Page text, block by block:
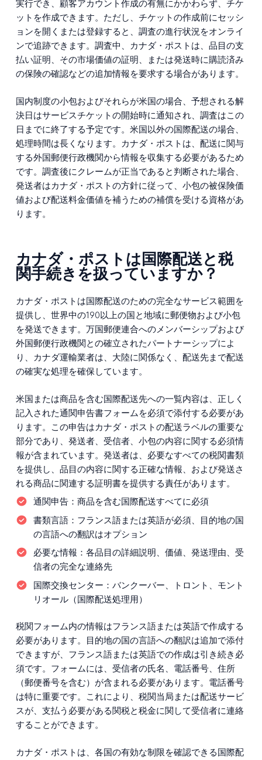
実行でき、顧客アカウント作成の有無にかかわらず、チケ
ットを作成できます。ただし、チケットの作成前にセッシ
ョンを開くまたは登録すると、調査の進行状況をオンライ
ンで追跡できます。調査中、カナダ・ポストは、品目の支
払い証明、その市場価値の証明、または発送時に購読済み
の保険の確認などの追加情報を要求する場合があります。
国内制度の小包およびそれらが米国の場合、予想される解
決日はサービスチケットの開始時に通知され、調査はこの
日までに終了する予定です。米国以外の国際配送の場合、
処理時間は長くなります。カナダ・ポストは、配送に関与
する外国郵便行政機関から情報を収集する必要があるため
です。調査後にクレームが正当であると判断された場合、
発送者はカナダ・ポストの方針に従って、小包の被保険価
値および配送料金価値を補うための補償を受ける資格があ
ります。
カナダ・ポストは国際配送と税
関手続きを扱っていますか？
カナダ・ポストは国際配送のための完全なサービス範囲を
提供し、世界中の190以上の国と地域に郵便物および小包
を発送できます。万国郵便連合へのメンバーシップおよび
外国郵便行政機関との確立されたパートナーシップによ
り、カナダ運輸業者は、大陸に関係なく、配送先まで配送
の確実な処理を確保しています。
米国または商品を含む国際配送先への一覧内容は、正しく
記入された通関申告書フォームを必須で添付する必要があ
ります。この申告はカナダ・ポストの配送ラベルの重要な
部分であり、発送者、受信者、小包の内容に関する必須情
報が含まれています。発送者は、必要なすべての税関書類
を提供し、品目の内容に関する正確な情報、および発送さ
れる商品に関連する証明書を提供する責任があります。
通関申告： 商品を含む国際配送すべてに必須
書類言語： フランス語または英語が必須、目的地の国
の言語への翻訳はオプション
必要な情報： 各品目の詳細説明、価値、発送理由、受
信者の完全な連絡先
国際交換センター： バンクーバー、トロント、モント
リオール（国際配送処理用）
税関フォーム内の情報はフランス語または英語で作成する
必要があります。目的地の国の言語への翻訳は追加で添付
できますが、フランス語または英語での作成は引き続き必
須です。フォームには、受信者の氏名、電話番号、住所
（郵便番号を含む）が含まれる必要があります。電話番号
は特に重要です。これにより、税関当局または配送サービ
スが、支払う必要がある関税と税金に関して受信者に連絡
することができます。
カナダ・ポストは、各国の有効な制限を確認できる国際配